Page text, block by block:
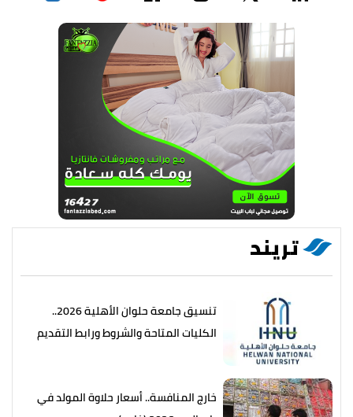
تريند
تنسيق جامعة حلوان الأهلية 2026..
الكليات المتاحة والشروط ورابط التقديم
خارج المنافسة.. أسعار حلاوة المولد في